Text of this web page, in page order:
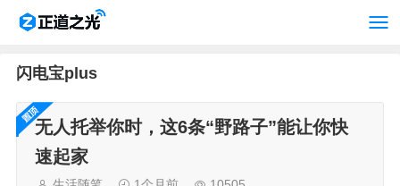
闪电宝plus
无人托举你时，这6条“野路子”能让你快
速起家